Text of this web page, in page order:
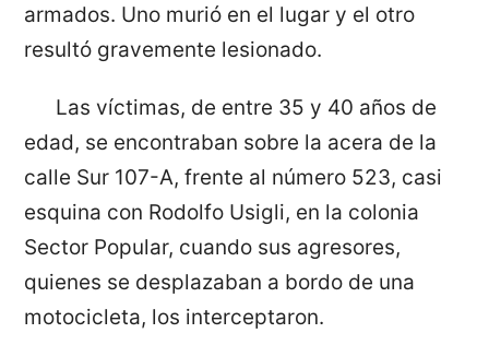
armados. Uno murió en el lugar y el otro
resultó gravemente lesionado.
Las víctimas, de entre 35 y 40 años de
edad, se encontraban sobre la acera de la
calle Sur 107-A, frente al número 523, casi
esquina con Rodolfo Usigli, en la colonia
Sector Popular, cuando sus agresores,
quienes se desplazaban a bordo de una
motocicleta, los interceptaron.